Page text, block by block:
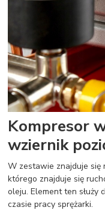
Kompresor
wziernik
W zestawie znajduje
którego znajduje się
oleju. Element ten
czasie pracy sprężarki.